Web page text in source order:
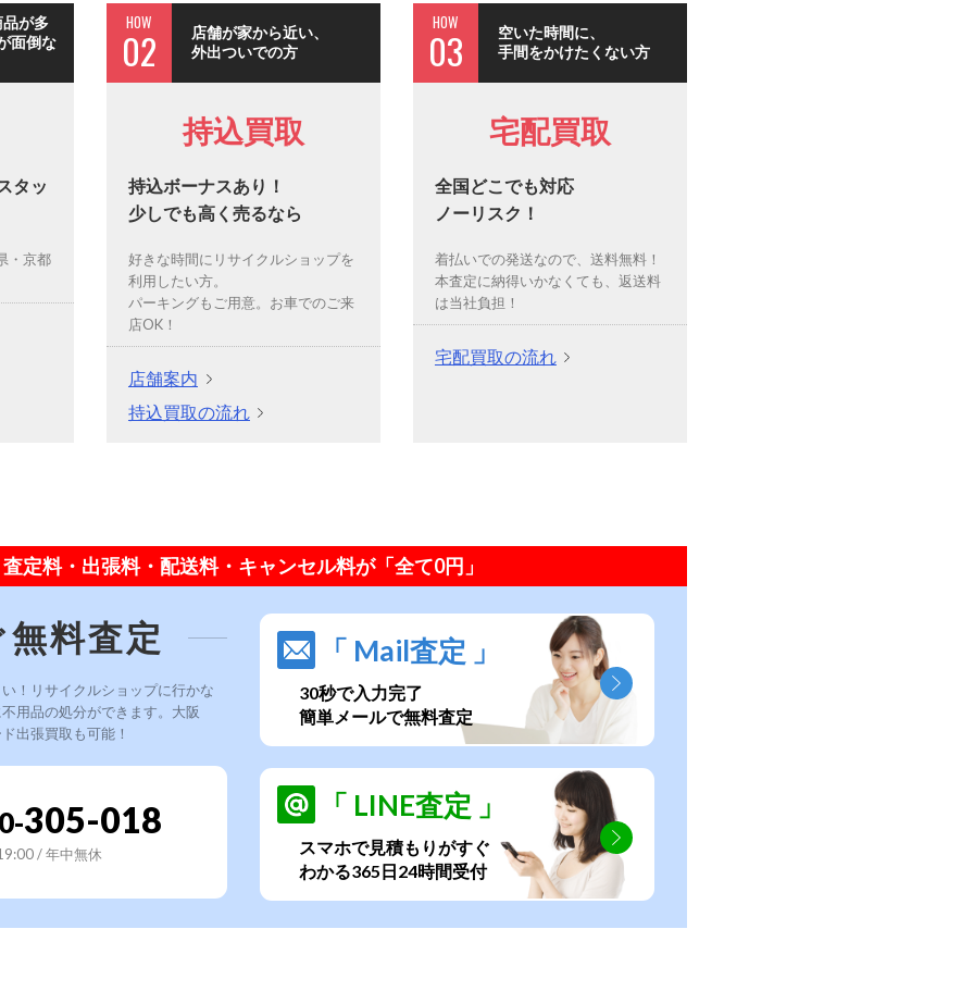
が多
面倒な
タッ
・京都
HOW
02
店舗が家から近い、
外出ついでの方
持込買取
持込ボーナスあり！
少しでも高く売るなら
好きな時間にリサイクルショップを
利用したい方。
パーキングもご用意。お車でのご来
店OK！
店舗案内
持込買取の流れ
HOW
03
空いた時間に、
手間をかけたくない方
宅配買取
全国どこでも対応
ノーリスク！
着払いでの発送なので、送料無料！
本査定に納得いかなくても、返送料
は当社負担！
宅配買取の流れ
査定料・出張料・配送料・キャンセル料が「全て0円」
料査定
！リサイクルショップに行かな
用品の処分ができます。大阪
出張買取も可能！
305-018
/ 年中無休
「 Mail査定 」
30秒で入力完了
簡単メールで無料査定
「 LINE査定 」
スマホで見積もりがすぐ
わかる365日24時間受付